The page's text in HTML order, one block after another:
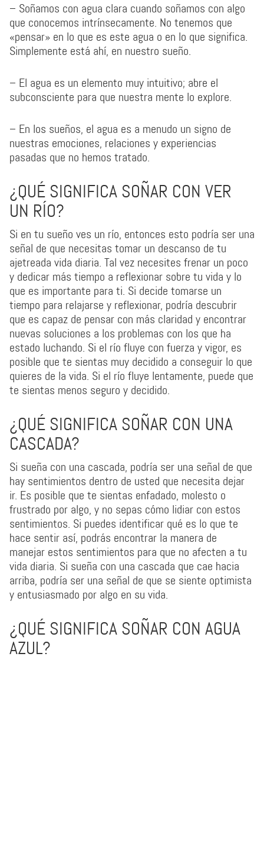
– Soñamos con agua clara cuando soñamos con algo
que conocemos intrínsecamente. No tenemos que
«pensar» en lo que es este agua o en lo que significa.
Simplemente está ahí, en nuestro sueño.
– El agua es un elemento muy intuitivo; abre el
subconsciente para que nuestra mente lo explore.
– En los sueños, el agua es a menudo un signo de
nuestras emociones, relaciones y experiencias
pasadas que no hemos tratado.
¿QUÉ SIGNIFICA SOÑAR CON VER
UN RÍO?
Si en tu sueño ves un río, entonces esto podría ser una
señal de que necesitas tomar un descanso de tu
ajetreada vida diaria. Tal vez necesites frenar un poco
y dedicar más tiempo a reflexionar sobre tu vida y lo
que es importante para ti. Si decide tomarse un
tiempo para relajarse y reflexionar, podría descubrir
que es capaz de pensar con más claridad y encontrar
nuevas soluciones a los problemas con los que ha
estado luchando. Si el río fluye con fuerza y vigor, es
posible que te sientas muy decidido a conseguir lo que
quieres de la vida. Si el río fluye lentamente, puede que
te sientas menos seguro y decidido.
¿QUÉ SIGNIFICA SOÑAR CON UNA
CASCADA?
Si sueña con una cascada, podría ser una señal de que
hay sentimientos dentro de usted que necesita dejar
ir. Es posible que te sientas enfadado, molesto o
frustrado por algo, y no sepas cómo lidiar con estos
sentimientos. Si puedes identificar qué es lo que te
hace sentir así, podrás encontrar la manera de
manejar estos sentimientos para que no afecten a tu
vida diaria. Si sueña con una cascada que cae hacia
arriba, podría ser una señal de que se siente optimista
y entusiasmado por algo en su vida.
¿QUÉ SIGNIFICA SOÑAR CON AGUA
AZUL?